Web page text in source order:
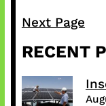
Next Page
RECENT